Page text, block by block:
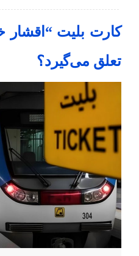
کارت بلیت “اقشار
تعلق می‌گیرد؟